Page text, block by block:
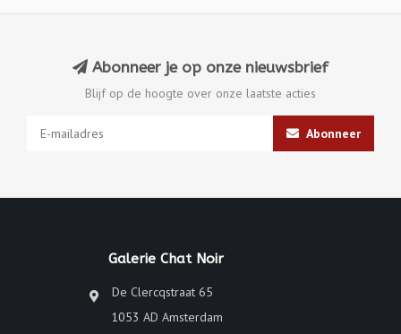
Abonneer je op onze nieuwsbrief
Blijf op de hoogte over onze laatste acties
Abonneer
Galerie Chat Noir
De Clercqstraat 65
1053 AD Amsterdam